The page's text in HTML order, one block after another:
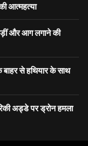
आत्महत्या
और आग लगाने की
से हथियार के साथ
अड्डे पर ड्रोन हमला